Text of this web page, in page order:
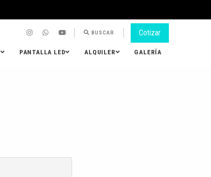
BUSCAR Cotizar
PANTALLA LED ALQUILER GALERÍA